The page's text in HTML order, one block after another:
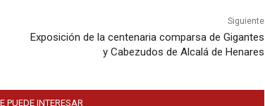
Siguiente
Exposición de la centenaria comparsa de Gigantes
y Cabezudos de Alcalá de Henares
PUEDE INTERESAR